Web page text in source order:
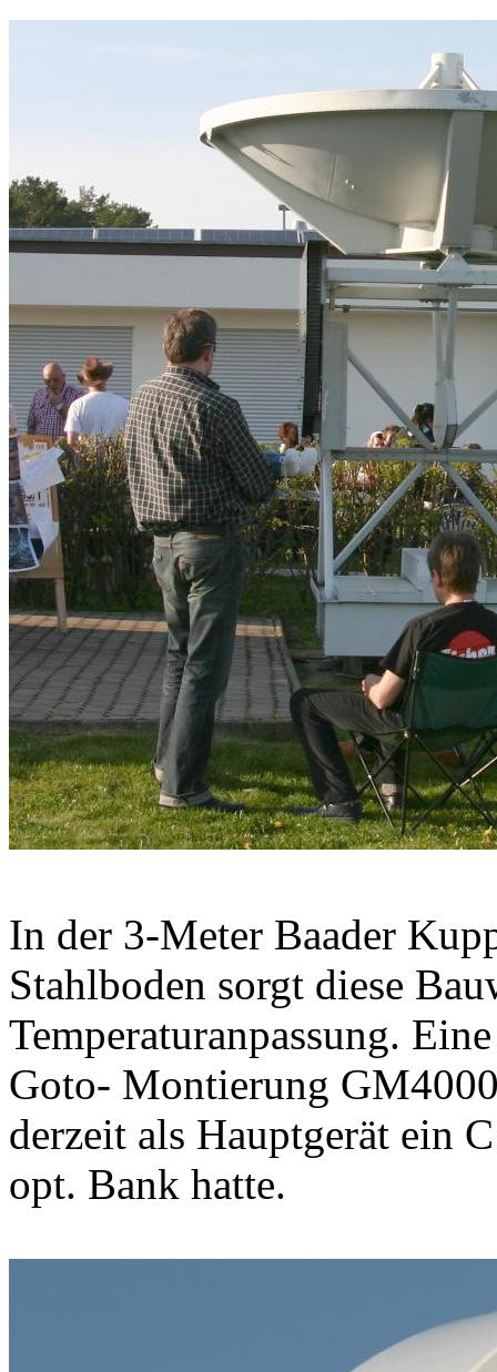
In der 3-Meter Baader
Stahlboden sorgt diese
Temperaturanpassung.
Goto- Montierung
derzeit als Hauptgerät ein
opt. Bank hatte.